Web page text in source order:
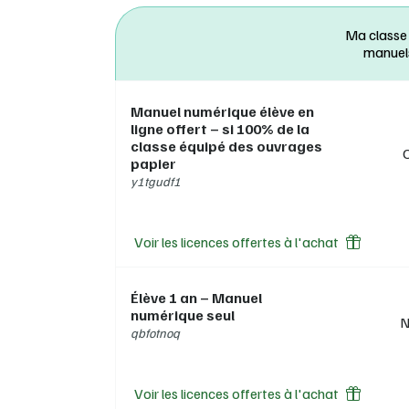
Ma
Manuel numérique élève en
ligne offert – si 100% de la
classe équipé des ouvrages
papier
y1tgudf1
Voir les licences offertes à l'achat
Élève 1 an – Manuel
numérique seul
qbfotnoq
Voir les licences offertes à l'achat